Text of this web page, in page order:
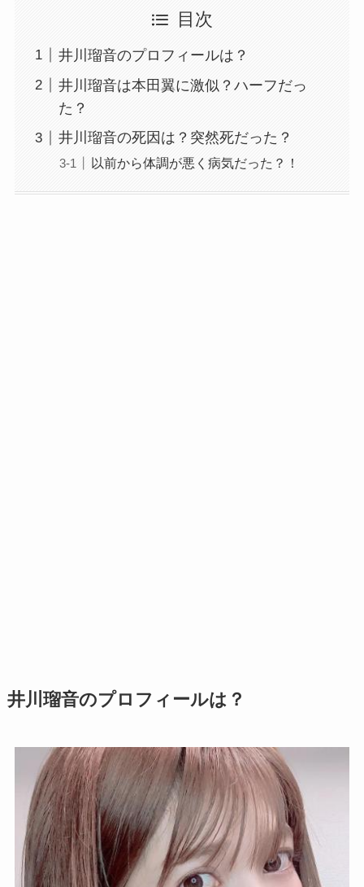
目次
井川瑠音のプロフィールは？
井川瑠音は本田翼に激似？ハーフだっ
た？
井川瑠音の死因は？突然死だった？
以前から体調が悪く病気だった？！
井川瑠音のプロフィールは？